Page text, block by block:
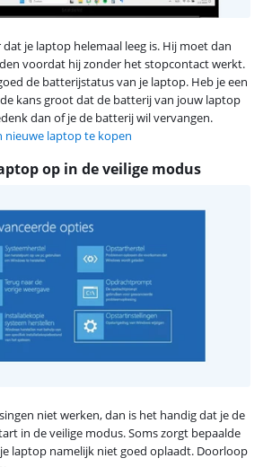
je laptop helemaal leeg is. Hij moet dan
voordat hij zonder het stopcontact werkt.
de batterijstatus van je laptop. Heb je een
kans groot dat de batterij van jouw laptop
dan of je de batterij wil vervangen.
nieuwe laptop te kopen
op in de veilige modus
niet werken, dan is het handig dat je de
in de veilige modus. Soms zorgt bepaalde
laptop namelijk niet goed oplaadt. Doorloop